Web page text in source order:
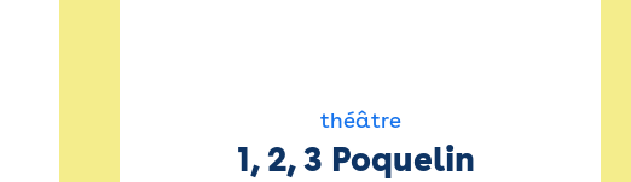
théâtre
1, 2, 3 Poquelin